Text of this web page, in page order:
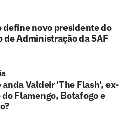
define novo presidente do
de Administração da SAF
anda Valdeir 'The Flash', ex-
Flamengo, Botafogo e